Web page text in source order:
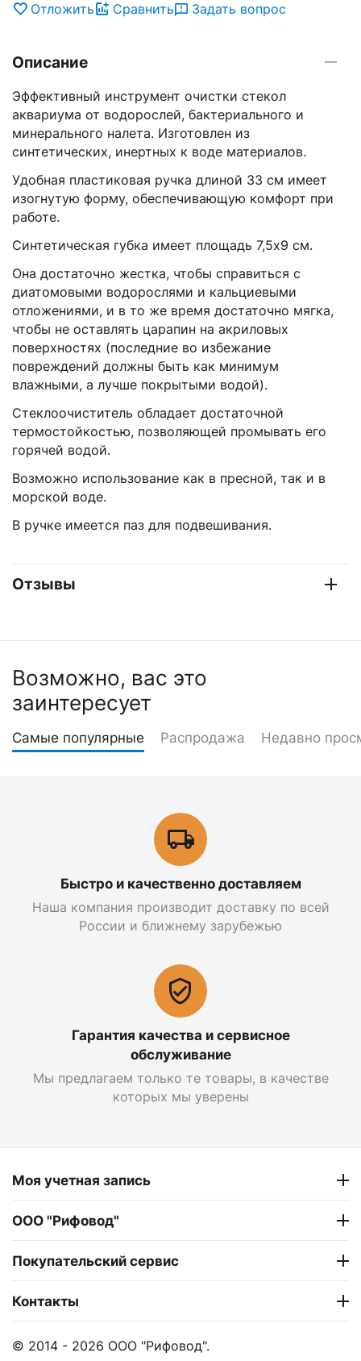
Отложить
Сравнить Задать вопрос
Описание
Эффективный инструмент очистки стекол
аквариума от водорослей, бактериального и
минерального налета. Изготовлен из
синтетических, инертных к воде материалов.
Удобная пластиковая ручка длиной 33 см имеет
изогнутую форму, обеспечивающую комфорт при
работе.
Синтетическая губка имеет площадь 7,5х9 см.
Она достаточно жестка, чтобы справиться с
диатомовыми водорослями и кальциевыми
отложениями, и в то же время достаточно мягка,
чтобы не оставлять царапин на акриловых
поверхностях (последние во избежание
повреждений должны быть как минимум
влажными, а лучше покрытыми водой).
Стеклоочиститель обладает достаточной
термостойкостью, позволяющей промывать его
горячей водой.
Возможно использование как в пресной, так и в
морской воде.
В ручке имеется паз для подвешивания.
Отзывы
Возможно, вас это
заинтересует
Самые популярные Распродажа Недавно
Быстро и качественно доставляем
Наша компания производит доставку по всей
России и ближнему зарубежью
Гарантия качества и сервисное
обслуживание
Мы предлагаем только те товары, в качестве
которых мы уверены
Моя учетная запись
ООО "Рифовод"
Покупательский сервис
Контакты
© 2014 - 2026 ООО "Рифовод".